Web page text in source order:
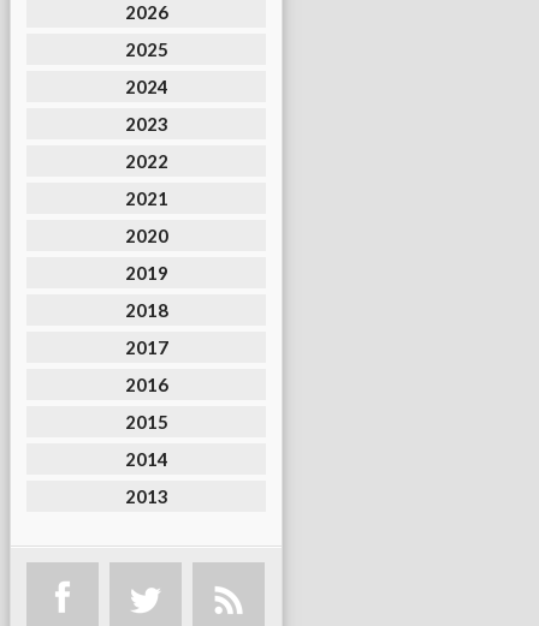
2026
2025
2024
2023
2022
2021
2020
2019
2018
2017
2016
2015
2014
2013